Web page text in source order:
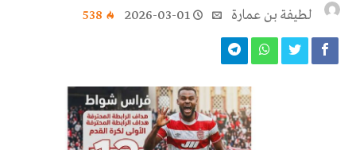
لطيفة بن عمارة 2026-03-01
538